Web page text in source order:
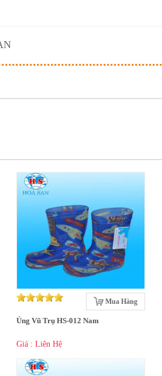
Mua Hàng
Ủng Vũ Trụ HS-012 Nam
Giá : Liên Hệ